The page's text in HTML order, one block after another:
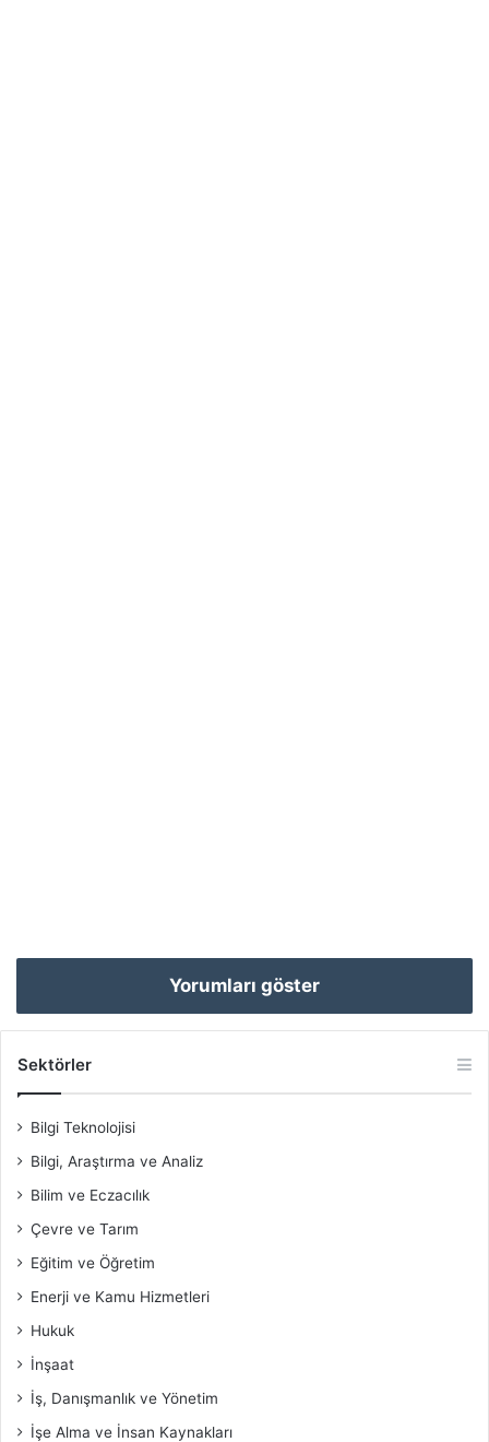
Yorumları göster
Sektörler
Bilgi Teknolojisi
Bilgi, Araştırma ve Analiz
Bilim ve Eczacılık
Çevre ve Tarım
Eğitim ve Öğretim
Enerji ve Kamu Hizmetleri
Hukuk
İnşaat
İş, Danışmanlık ve Yönetim
İşe Alma ve İnsan Kaynakları